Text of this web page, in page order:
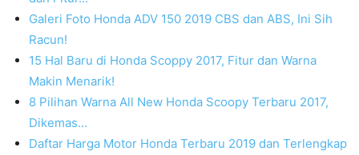
Galeri Foto Honda ADV 150 2019 CBS dan ABS, Ini Sih
Racun!
15 Hal Baru di Honda Scoppy 2017, Fitur dan Warna
Makin Menarik!
8 Pilihan Warna All New Honda Scoopy Terbaru 2017,
Dikemas…
Daftar Harga Motor Honda Terbaru 2019 dan Terlengkap